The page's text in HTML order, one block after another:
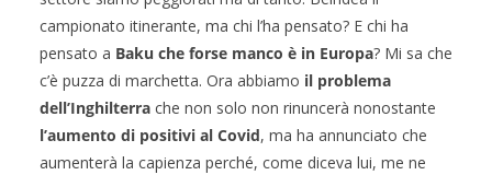
campionato itinerante, ma chi l’ha pensato? E chi ha
pensato a Baku che forse manco è in Europa? Mi sa che
c’è puzza di marchetta. Ora abbiamo il problema
dell’Inghilterra che non solo non rinuncerà nonostante
l’aumento di positivi al Covid, ma ha annunciato che
aumenterà la capienza perché, come diceva lui, me ne